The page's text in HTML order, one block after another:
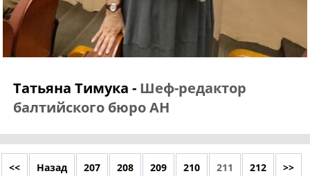
Татьяна Тимука - Шеф-редактор
балтийского бюро АН
<< Назад 207 208 209 210 211 212 >>